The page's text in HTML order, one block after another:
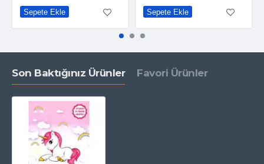
Sepete Ekle Sepete Ekle
Son Baktığınız Ürünler Favori Ürünler